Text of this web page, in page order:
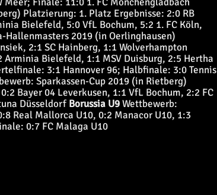
Platzierung: 1. Platz Ergebnisse: 2:0 RB
Bielefeld, 5:0 VfL Bochum, 5:2 1. FC Köln,
Hallenmasters 2019 (in Oerlinghausen)
2:1 SC Hainberg, 1:1 Wolverhampton
Bielefeld, 1:1 MSV Duisburg, 2:5 Hertha
3:1 Hannover 96; Halbfinale: 3:0 Tennis
Sparkassen-Cup 2019 (in Rietberg)
Bayer 04 Leverkusen, 1:1 VfL Bochum, 2:2 FC
Düsseldorf Borussia U9Wettbewerb:
Real Mallorca U10, 0:2 Manacor U10, 1:3
0:7 FC Malaga U10